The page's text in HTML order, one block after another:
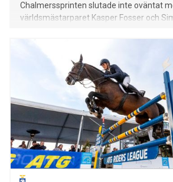
Chalmerssprinten slutade inte oväntat
världsmästarparet Kasper Fosser och
mycket publik”, säger Fosser. Veteranen
andraplatsen före Isac von
Krusenstierna tog en tredjeplats som
damklassen.